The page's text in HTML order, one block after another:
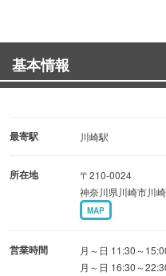
【コースは4,000円～】
各種会食・ご婦人会・同
ださい。
【おすすめランチ】
大変人気のためお早めにど
＿＿＿＿＿＿＿＿＿＿＿
スタッフ一同、ご来店を心
基本情報
最寄駅 川崎駅
所在地
〒210-0024
神奈川県川崎市川
MAP
営業時間
月～日 11:30～
月～日 16:30～